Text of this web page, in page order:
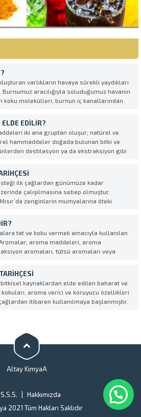
varlıkların havaya sürekli yaydıkları
aracılığıyla soluduğumuz havanın
koku molekülleri, burnun iç kanallarından
olay gerçekleşmiş olur.
EDILIR?
iki ana gruptan oluşur; natürel ve
hammaddeler doğada bulunan bitki ve
destilasyon ya da ekstraksiyon gibi
elde edilir. Natürel ve sentetik
değişik oranlarda karıştırılarak...
ilk çağlardan günümüze kadar
çalışılmasına sebep olmuştur.
zenginlerin mumyalarına öteki
ise kadınların vücutlarını aromatik
bahsedilir. Roma İmparatorluğu
fum...
tat ve koku vermek amacıyla kullanılan
aroma maddeleri, aroma
aromaları, tütsü aromaları veya
tanımlanmış maddelerdir. Elde ediliş
göre üç çeşit aroma maddesi bulunmaktadır:
kaynaklardan elde edilen baharat ve
aroma verici ve koruyucu özellikleri
itibaren kullanılmaya başlanmıştır.
Altay KimyaA
S.S.S.
Hakkımızda
2021 Tüm Hakları Saklıdır